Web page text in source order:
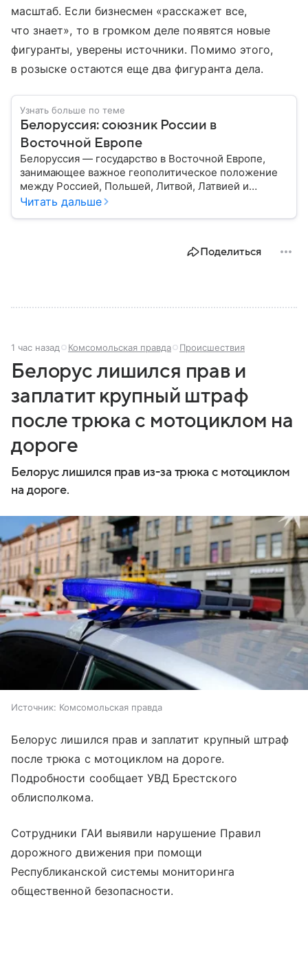
масштаб. Если бизнесмен «расскажет все,
что знает», то в громком деле появятся новые
фигуранты, уверены источники. Помимо этого,
в розыске остаются еще два фигуранта дела.
Узнать больше по теме
Белоруссия: союзник России в
Восточной Европе
Белоруссия — государство в Восточной Европе,
занимающее важное геополитическое положение
между Россией, Польшей, Литвой, Латвией и
Украиной. Несмотря на свою небольшую
Читать дальше
Поделиться
1 час назад Комсомольская правда Происшествия
Белорус лишился прав и
заплатит крупный штраф
после трюка с мотоциклом на
дороге
Белорус лишился прав из-за трюка с мотоциклом
на дороге.
Источник: Комсомольская правда
Белорус лишился прав и заплатит крупный штраф
после трюка с мотоциклом на дороге.
Подробности сообщает УВД Брестского
облисполкома.
Сотрудники ГАИ выявили нарушение Правил
дорожного движения при помощи
Республиканской системы мониторинга
общественной безопасности.